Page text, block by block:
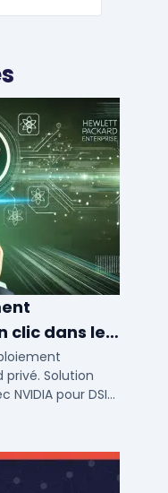
clic dans le
privé. Solution
pour DSI
conformité.